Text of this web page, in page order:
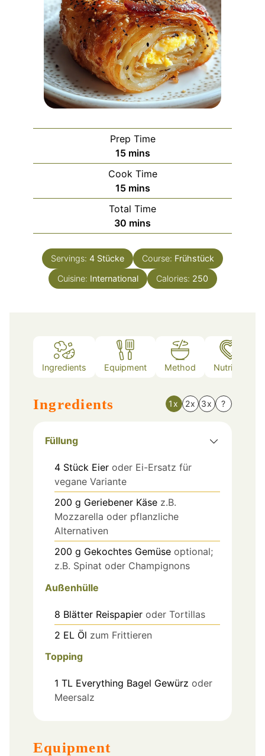
Prep Time
15minutes
mins
Cook Time
15minutes
mins
Total Time
30 minutes
mins
Servings: 4 Stücke Course: Frühstück
Cuisine: International Calories: 250
Ingredients Equipment Method Nutrition
Ingredients 1x 2x 3x ?
Füllung
4 Stück Eier oder Ei-Ersatz für
vegane Variante
200 g Geriebener Käse z.B.
Mozzarella oder pflanzliche
Alternativen
200 g Gekochtes Gemüse optional;
z.B. Spinat oder Champignons
Außenhülle
8 Blätter Reispapier oder Tortillas
2 EL Öl zum Frittieren
Topping
1 TL Everything Bagel Gewürz oder
Meersalz
Equipment